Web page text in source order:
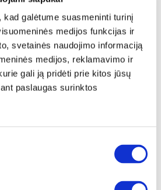
kad galėtume suasmeninti turinį
medijos funkcijas ir
svetainės naudojimo informaciją
medijos, reklamavimo ir
gali ją pridėti prie kitos jūsų
paslaugas surinktos